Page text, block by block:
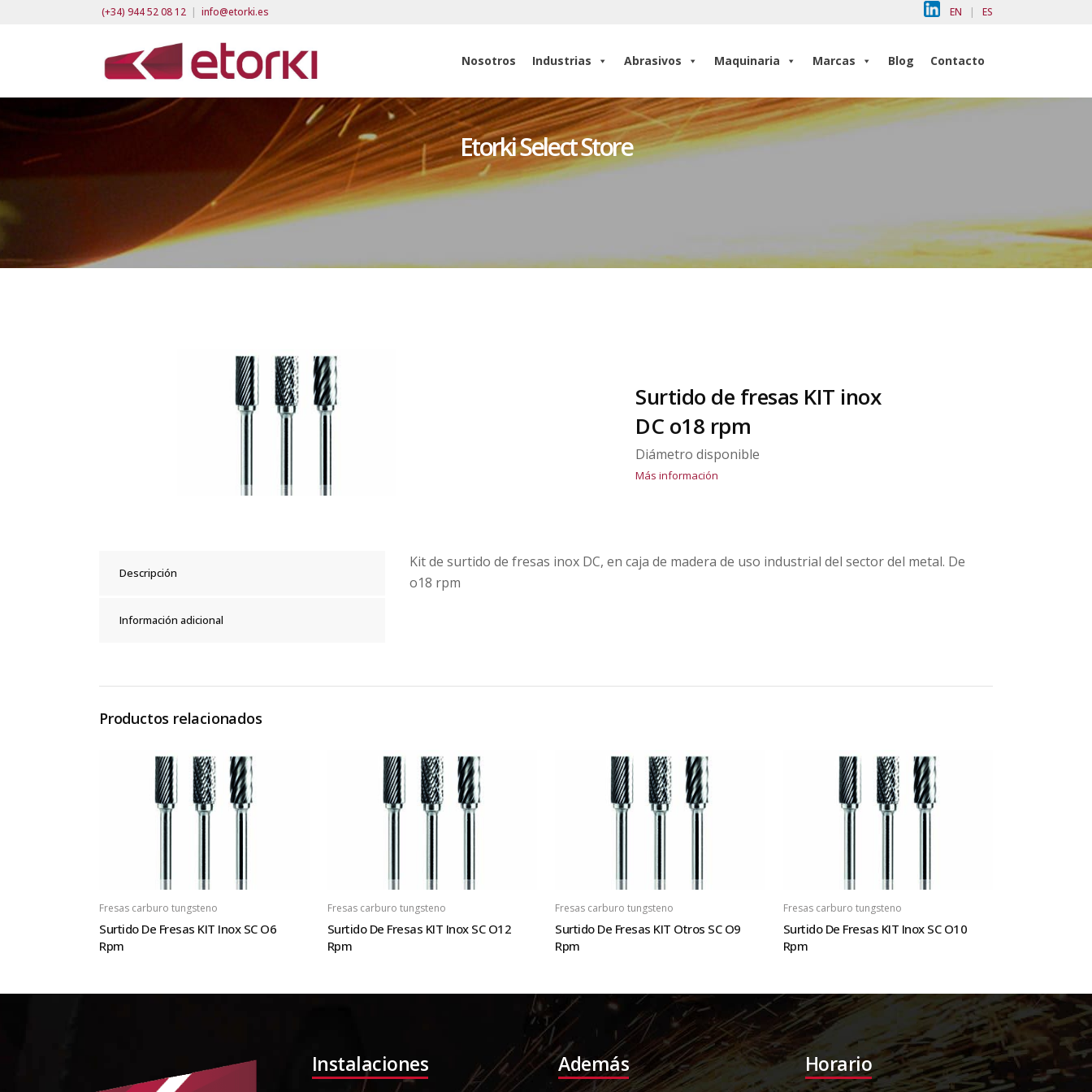
(+34) 944 52 08 12 | info@etorki.es EN | ES
Nosotros Industrias Abrasivos Maquinaria Marcas Blog Contacto
Etorki Select Store
Surtido de fresas KIT inox
DC o18 rpm
Diámetro disponible
Más información
Descripción
Información adicional
Kit de surtido de fresas inox DC, en caja de madera de uso industrial del sector del metal. De
o18 rpm
Productos relacionados
Fresas carburo tungsteno
Surtido De Fresas KIT Inox SC O6
Rpm
Fresas carburo tungsteno
Surtido De Fresas KIT Inox SC O12
Rpm
Fresas carburo tungsteno
Surtido De Fresas KIT Otros SC O9
Rpm
Fresas carburo tungsteno
Surtido De Fresas KIT Inox SC O10
Rpm
Instalaciones Además Horario